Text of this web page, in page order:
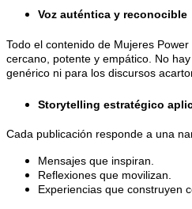
Voz auténtica y reconocible
Todo el contenido de Mujeres
cercano, potente y empático. No
genérico ni para los discursos
Storytelling estratégico
Cada publicación responde a una
Mensajes que inspiran.
Reflexiones que movilizan.
Experiencias que construyen